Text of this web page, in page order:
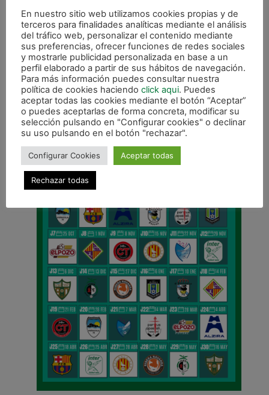
ANTERIOR
El Xota cierra la semana de trabajo pendiente de Roberto Martil y Neno
CALENDARIO DE LIGA
En nuestro sitio web utilizamos cookies propias y de
terceros para finalidades analíticas mediante el análisis
del tráfico web, personalizar el contenido mediante
sus preferencias, ofrecer funciones de redes sociales
y mostrarle publicidad personalizada en base a un
perfil elaborado a partir de sus hábitos de navegación.
Para más información puedes consultar nuestra
política de cookies haciendo click aqui. Puedes
aceptar todas las cookies mediante el botón “Aceptar”
o puedes aceptarlas de forma concreta, modificar su
selección pulsando en "Configurar cookies" o declinar
su uso pulsando en el botón "rechazar".
Configurar Cookies Aceptar todas
Rechazar todas